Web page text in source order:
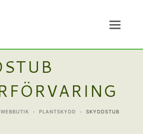
» PLANTSKYDD » SKYDDSTUB